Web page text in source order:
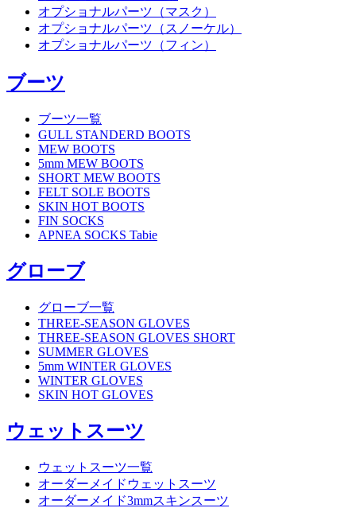
オプショナルパーツ（マスク）
オプショナルパーツ（スノーケル）
オプショナルパーツ（フィン）
ブーツ
ブーツ一覧
GULL STANDERD BOOTS
MEW BOOTS
5mm MEW BOOTS
SHORT MEW BOOTS
FELT SOLE BOOTS
SKIN HOT BOOTS
FIN SOCKS
APNEA SOCKS Tabie
グローブ
グローブ一覧
THREE-SEASON GLOVES
THREE-SEASON GLOVES SHORT
SUMMER GLOVES
5mm WINTER GLOVES
WINTER GLOVES
SKIN HOT GLOVES
ウェットスーツ
ウェットスーツ一覧
オーダーメイドウェットスーツ
オーダーメイド3mmスキンスーツ